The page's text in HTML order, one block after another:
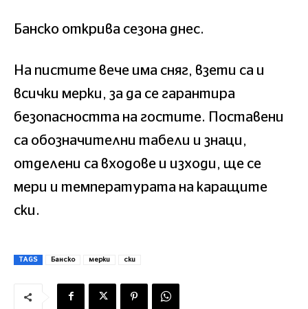
Банско открива сезона днес.
На пистите вече има сняг, взети са и
всички мерки, за да се гарантира
безопасността на гостите. Поставени
са обозначителни табели и знаци,
отделени са входове и изходи, ще се
мери и температурата на каращите
ски.
TAGS Банско мерки ски